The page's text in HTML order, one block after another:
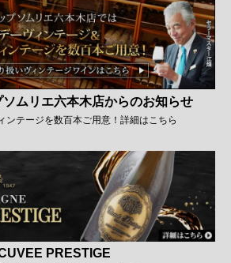
ソムリエ六本木店からのお知らせ
ンテージを数百本ご用意！詳細はこちら
PRESTIGE